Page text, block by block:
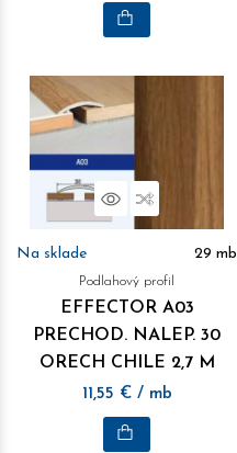
NáhľadPorovnať
Na sklade 29 mb
Podlahový profil
EFFECTOR A03
PRECHOD. NALEP. 30
ORECH CHILE 2,7 M
11,55 € / mb